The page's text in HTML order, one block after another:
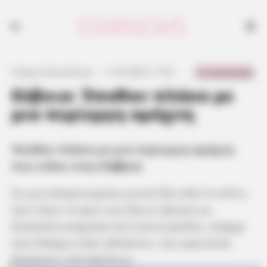
Εύβοια: Έπαθαν πλάκα με
μια περίεργη αράχνη
Έπαθαν πλάκα με μια περίεργη αράχνη
βγαλμένο από θρύλους.